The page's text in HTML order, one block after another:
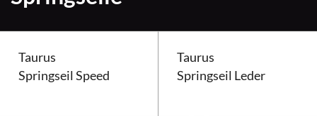
Taurus
Springseil Speed
Taurus
Springseil Leder